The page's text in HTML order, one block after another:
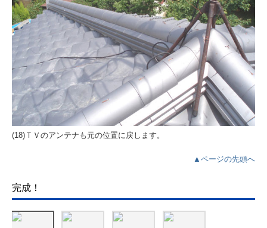
(18)ＴＶのアンテナも元の位置に戻します。
▲ページの先頭へ
完成！